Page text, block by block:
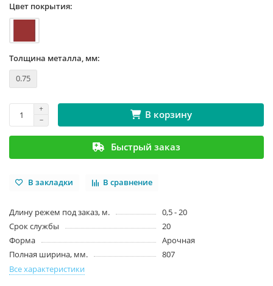
Цвет покрытия:
Толщина металла, мм:
0.75
В корзину
Быстрый заказ
В закладки В сравнение
Длину режем под заказ, м.
0,5 - 20
Срок службы
20
Форма
Арочная
Полная ширина, мм.
807
Все характеристики